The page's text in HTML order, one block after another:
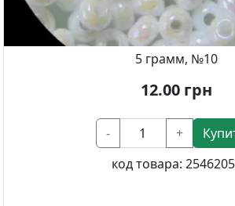
5 грамм, №10
12.00грн
- +
код товара: 2546205